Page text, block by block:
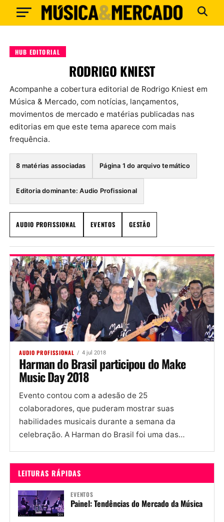
HUB EDITORIAL
RODRIGO KNIEST
Acompanhe a cobertura editorial de Rodrigo Kniest em
Música & Mercado, com notícias, lançamentos,
movimentos de mercado e matérias publicadas nas
editorias em que este tema aparece com mais
frequência.
8 matérias associadas Página 1 do arquivo temático
Editoria dominante: Audio Profissional
AUDIO PROFISSIONAL EVENTOS GESTÃO
AUDIO PROFISSIONAL 4 jul 2018
Harman do Brasil participou do Make
Music Day 2018
Evento contou com a adesão de 25
colaboradores, que puderam mostrar suas
habilidades musicais durante a semana da
celebração. A Harman do Brasil foi uma das
LEITURAS RÁPIDAS
EVENTOS
Painel: Tendências do Mercado da Música